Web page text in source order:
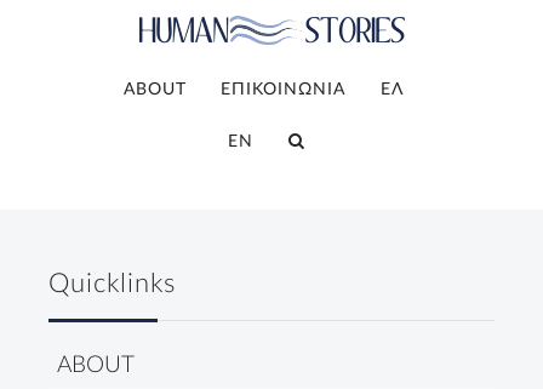
ABOUT ΕΠΙΚΟΙΝΩΝΙΑ ΕΛ
EN
Quicklinks
ABOUT